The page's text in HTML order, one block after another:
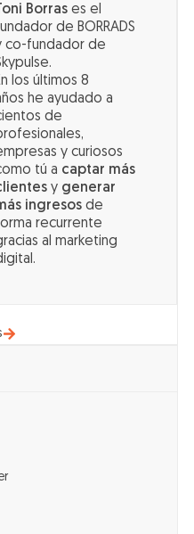
Toni Borras es el
de BORRADS
co-fundador de
los últimos 8
he ayudado a
de
y curiosos
tú a captar más
y generar
ingresos de
recurrente
al marketing